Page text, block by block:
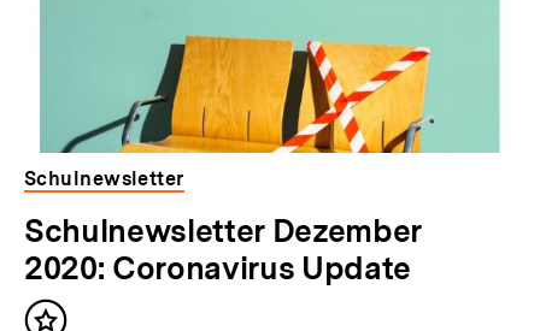
Schulnewsletter
Schulnewsletter Dezember
2020: Coronavirus Update